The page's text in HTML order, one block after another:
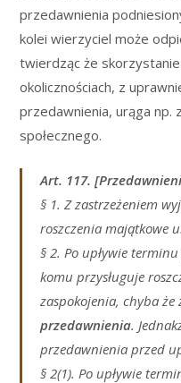
przedawnienia
kolei wierzyciel może
twierdząc że
okolicznościach, z
przedawnienia, urąga np.
społecznego.
Art. 117.
§ 1. Z zastrzeżeniem
roszczenia majątkowe
§ 2. Po upływie
komu przysługuje
zaspokojenia, chyba
przedawnienia.
przedawnienia przed
§ 2(1). Po upływie